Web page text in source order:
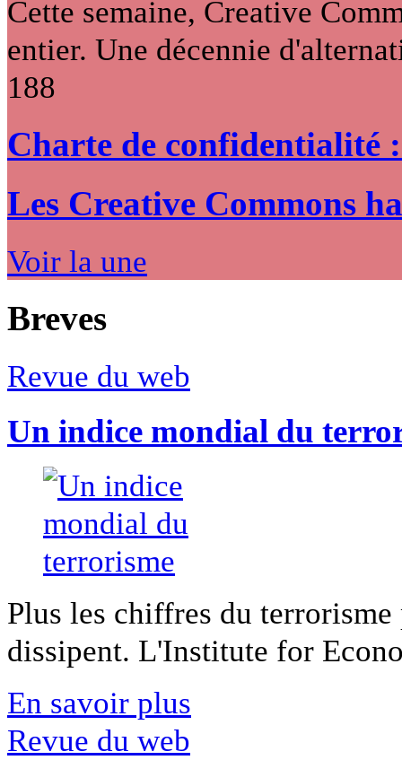
Cette semaine, Creative
entier. Une décennie
188
Charte de confidentialité
Les Creative Commons
Voir la une
Breves
Revue du web
Un indice mondial du
Plus les chiffres du
dissipent. L'Institute for
En savoir plus
Revue du web